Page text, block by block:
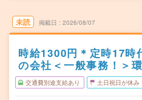
未読 掲載日 2026/08/07
時給1300円＊定時17時
の会社＜一般事務！＞
交通費別途支給あり 土日祝日が休み